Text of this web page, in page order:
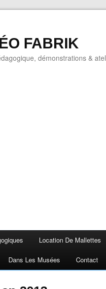
FABRIK
démonstrations &
Location De Mallettes
Dans Les Musées Contact